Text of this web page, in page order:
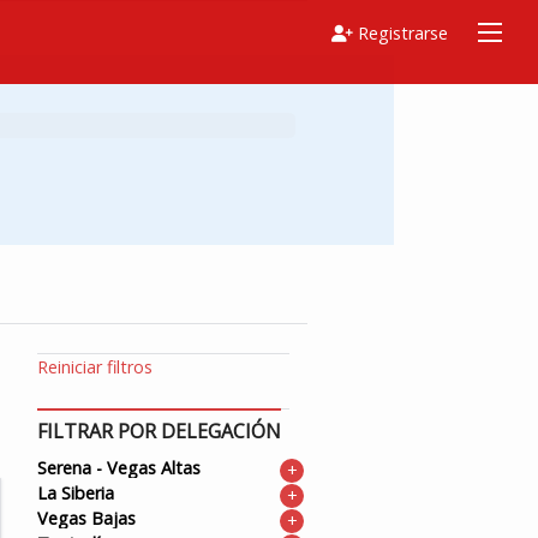
Registrarse
Reiniciar filtros
FILTRAR POR DELEGACIÓN